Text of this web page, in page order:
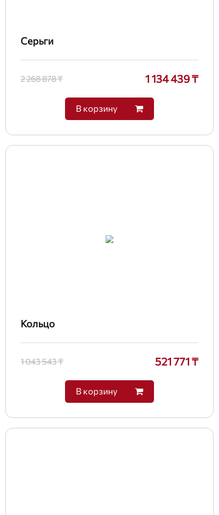
Серьги
2 268 878 ₸ 1 134 439 ₸
В корзину
Кольцо
1 043 543 ₸ 521 771 ₸
В корзину